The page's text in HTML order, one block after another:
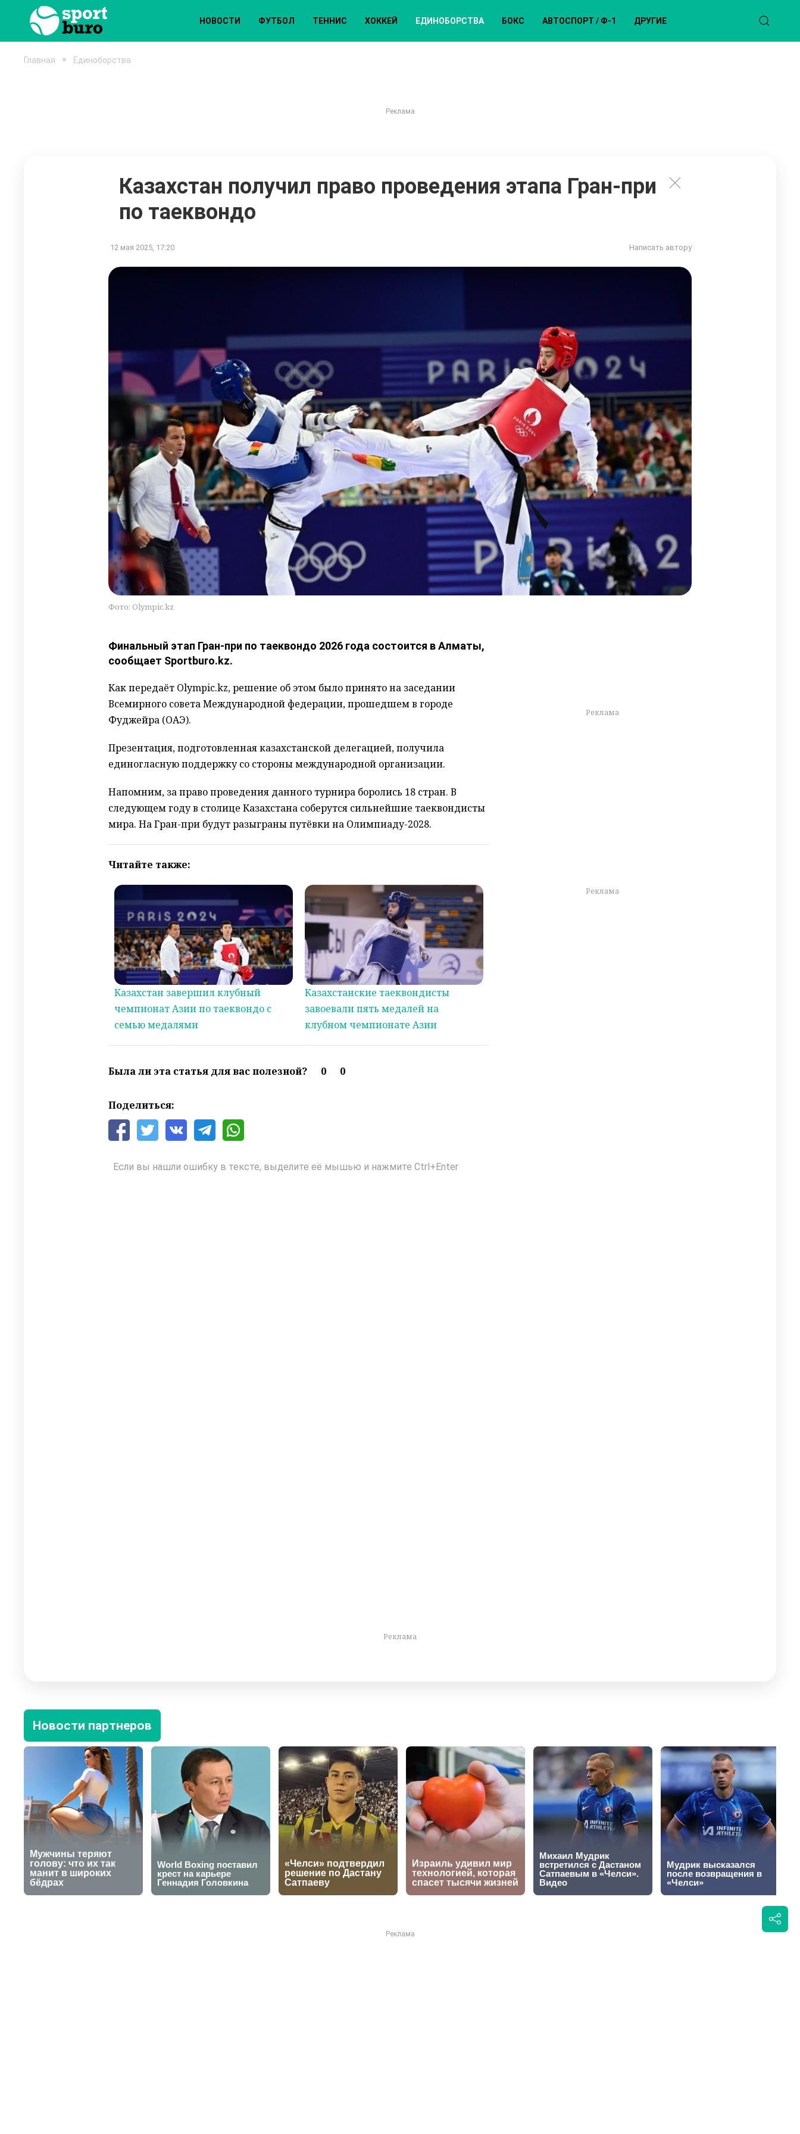
НОВОСТИ ФУТБОЛ ТЕННИС ХОККЕЙ ЕДИНОБОРСТВА БОКС АВТОСПОРТ / Ф-1 ДРУГИЕ
Главная Единоборства
Казахстан получил право проведения этапа Гран-при
по таеквондо
12 мая 2025, 17:20 Написать автору
Фото: Olympic.kz
Финальный этап Гран-при по таеквондо 2026 года состоится в Алматы,
сообщает Sportburo.kz.
Как передаёт Olympic.kz, решение об этом было принято на заседании
Всемирного совета Международной федерации, прошедшем в городе
Фуджейра (ОАЭ).
Презентация, подготовленная казахстанской делегацией, получила
единогласную поддержку со стороны международной организации.
Напомним, за право проведения данного турнира боролись 18 стран. В
следующем году в столице Казахстана соберутся сильнейшие таеквондисты
мира. На Гран-при будут разыграны путёвки на Олимпиаду-2028.
Читайте также:
Казахстан завершил клубный
чемпионат Азии по таеквондо с
семью медалями
Казахстанские таеквондисты
завоевали пять медалей на
клубном чемпионате Азии
Была ли эта статья для вас полезной? 0 0
Поделиться:
Если вы нашли ошибку в тексте, выделите её мышью и нажмите Ctrl+Enter
Новости партнеров